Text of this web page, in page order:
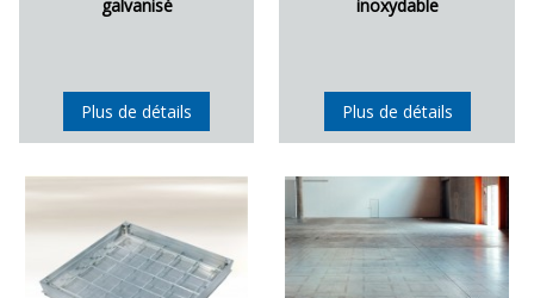
galvanisé
Plus de détails
inoxydable
Plus de détails